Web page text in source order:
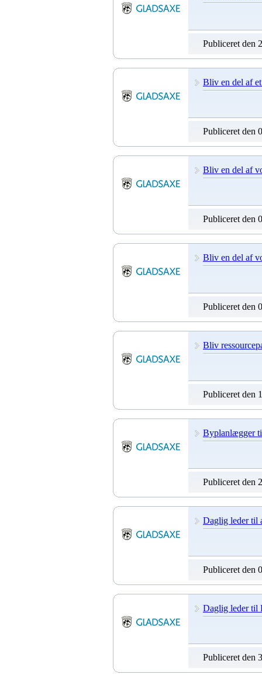
Publiceret den
Bliv en del af
Publiceret den
Bliv en del af
Publiceret den
Bliv en del af
Publiceret den
Bliv
Publiceret den
Byplanlægger
Publiceret den
Daglig leder til
Publiceret den
Daglig leder til
Publiceret den